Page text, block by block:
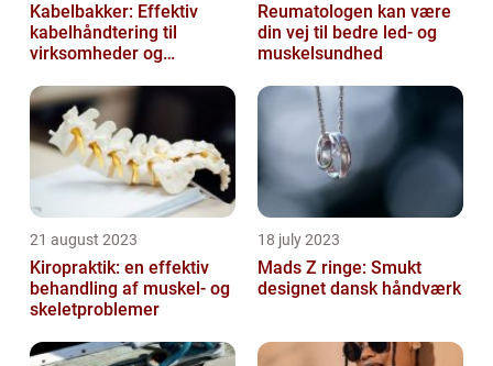
Kabelbakker: Effektiv
kabelhåndtering til
virksomheder og
Reumatologen kan være
din vej til bedre led- og
muskelsundhed
21 august 2023
Kiropraktik: en effektiv
behandling af muskel- og
skeletproblemer
18 july 2023
Mads Z ringe: Smukt
designet dansk håndværk